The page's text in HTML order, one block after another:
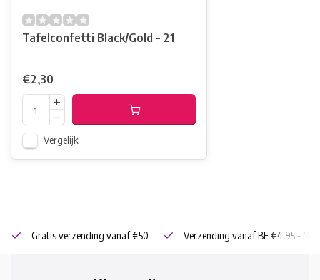
Tafelconfetti Black/Gold - 21
€2,30
Vergelijk
Gratis verzending vanaf €50 Verzending vanaf BE €4,95 - NL